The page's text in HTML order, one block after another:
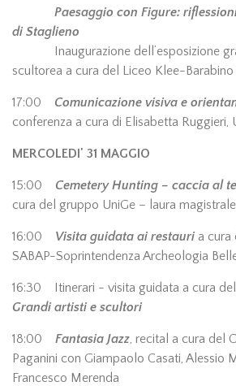
Paesaggio con Figure:
di Staglieno
Inaugurazione dell’esposizione
scultorea a cura del Liceo Klee-Barabino
17:00 Comunicazione visiva e
conferenza a cura di Elisabetta Ruggieri,
MERCOLEDI' 31 MAGGIO
15:00 Cemetery Hunting – caccia al
cura del gruppo UniGe – laura
16:00 Visita guidata ai restauri a cura
SABAP-Soprintendenza Archeologia
16:30 Itinerari - visita guidata a cura del
Grandi artisti e scultori
18:00 Fantasia Jazz, recital a cura del
Paganini con Giampaolo Casati, Alessio
Francesco Merenda